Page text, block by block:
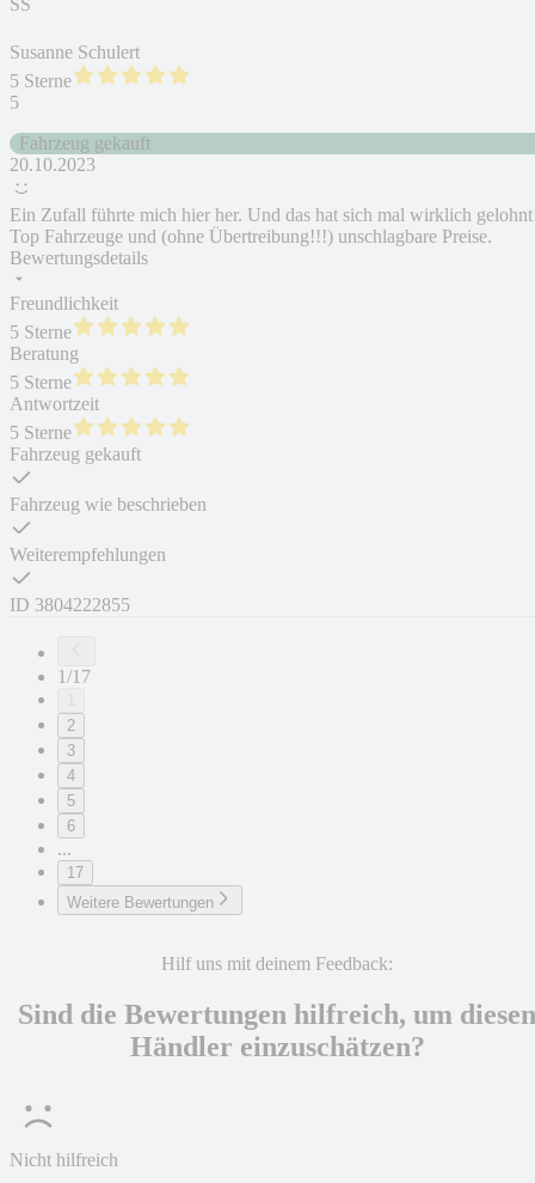
SS
Susanne Schulert
5 Sterne
5
Fahrzeug gekauft
20.10.2023
Ein Zufall führte mich hier her. Und das hat sich mal wirklich
Top Fahrzeuge und (ohne Übertreibung!!!) unschlagbare Preise.
Bewertungsdetails
Freundlichkeit
5 Sterne
Beratung
5 Sterne
Antwortzeit
5 Sterne
Fahrzeug gekauft
Fahrzeug wie beschrieben
Weiterempfehlungen
ID 3804222855
1/17
2
3
4
5
6
...
17
Weitere Bewertungen
Hilf uns mit deinem Feedback:
Sind die Bewertungen hilfreich, um diesen
Händler einzuschätzen?
Nicht hilfreich